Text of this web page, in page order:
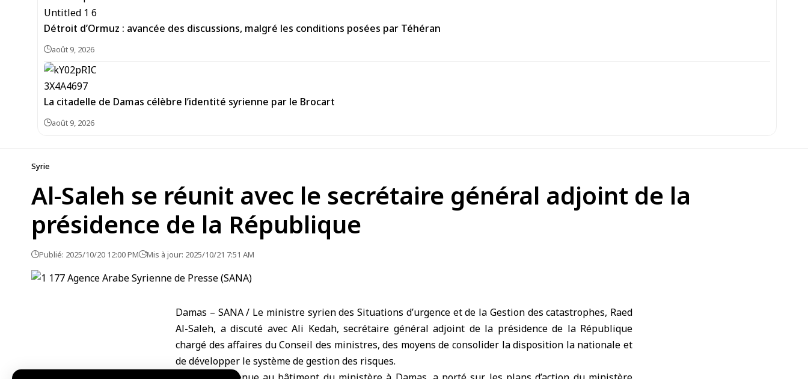
Détroit d’Ormuz : avancée des discussions, malgré les conditions posées par Téhéran
août 9, 2026
La citadelle de Damas célèbre l’identité syrienne par le Brocart
août 9, 2026
Syrie
Al-Saleh se réunit avec le secrétaire général adjoint de la
présidence de la République
Publié: 2025/10/20 12:00 PM Mis à jour: 2025/10/21 7:51 AM
Damas – SANA / Le ministre syrien des Situations d’urgence et de la Gestion des catastrophes, Raed
Al-Saleh, a discuté avec Ali Kedah, secrétaire général adjoint de la présidence de la République
chargé des affaires du Conseil des ministres, des moyens de consolider la disposition la nationale et
de développer le système de gestion des risques.